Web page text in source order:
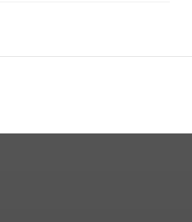
состоялась церемония
присяге